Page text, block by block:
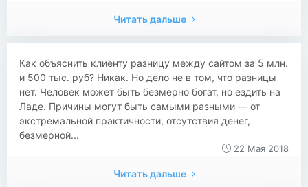
Читать дальше
Как объяснить клиенту разницу между сайтом за 5 млн.
и 500 тыс. руб? Никак. Но дело не в том, что разницы
нет. Человек может быть безмерно богат, но ездить на
Ладе. Причины могут быть самыми разными — от
экстремальной практичности, отсутствия денег,
безмерной...
22 Мая 2018
Читать дальше